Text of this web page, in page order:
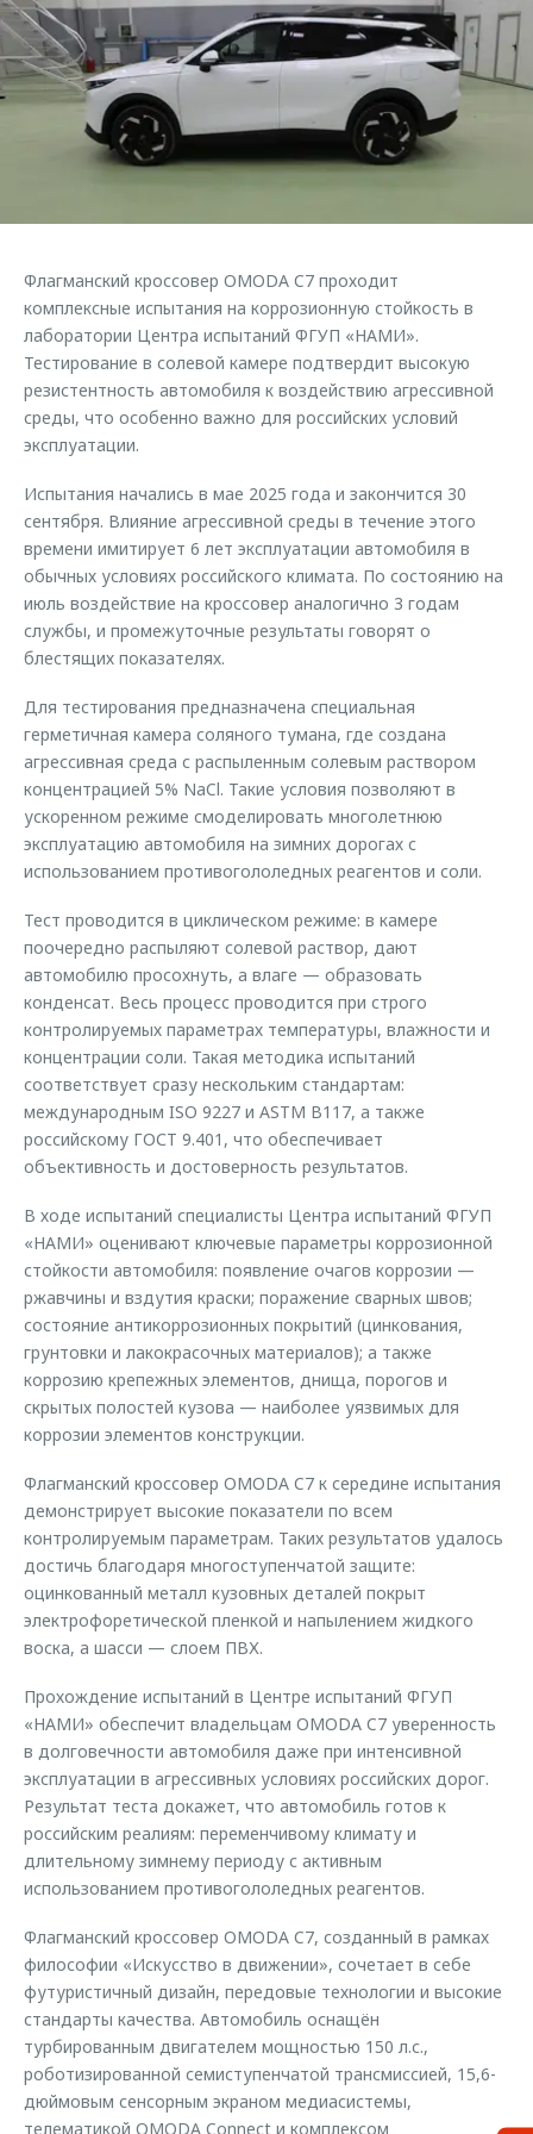
Страхование
Кредитный калькулятор
Аксессуары
Одежда и сувениры
Запчасти
Трейд-ин
Калькулятор трейд-ин
Клиентская поддержка
O&J Автоклуб
Клуб владельцев OMODA
Приложение O&J
Оригинальные аксессуары
Запчасти
Обратная связь
Флагманский кроссовер OMODA C7 проходит
комплексные испытания на коррозионную стойкость в
лаборатории Центра испытаний ФГУП «НАМИ».
Тестирование в солевой камере подтвердит высокую
резистентность автомобиля к воздействию агрессивной
среды, что особенно важно для российских условий
эксплуатации.
Испытания начались в мае 2025 года и закончится 30
сентября. Влияние агрессивной среды в течение этого
времени имитирует 6 лет эксплуатации автомобиля в
обычных условиях российского климата. По состоянию на
июль воздействие на кроссовер аналогично 3 годам
службы, и промежуточные результаты говорят о
блестящих показателях.
Для тестирования предназначена специальная
герметичная камера соляного тумана, где создана
агрессивная среда с распыленным солевым раствором
концентрацией 5% NaCl. Такие условия позволяют в
ускоренном режиме смоделировать многолетнюю
эксплуатацию автомобиля на зимних дорогах с
использованием противогололедных реагентов и соли.
Тест проводится в циклическом режиме: в камере
поочередно распыляют солевой раствор, дают
автомобилю просохнуть, а влаге — образовать
конденсат. Весь процесс проводится при строго
контролируемых параметрах температуры, влажности и
концентрации соли. Такая методика испытаний
соответствует сразу нескольким стандартам:
международным ISO 9227 и ASTM B117, а также
российскому ГОСТ 9.401, что обеспечивает
объективность и достоверность результатов.
В ходе испытаний специалисты Центра испытаний ФГУП
«НАМИ» оценивают ключевые параметры коррозионной
стойкости автомобиля: появление очагов коррозии —
ржавчины и вздутия краски; поражение сварных швов;
состояние антикоррозионных покрытий (цинкования,
грунтовки и лакокрасочных материалов); а также
коррозию крепежных элементов, днища, порогов и
скрытых полостей кузова — наиболее уязвимых для
коррозии элементов конструкции.
Флагманский кроссовер OMODA C7 к середине испытания
демонстрирует высокие показатели по всем
контролируемым параметрам. Таких результатов удалось
достичь благодаря многоступенчатой защите:
оцинкованный металл кузовных деталей покрыт
электрофоретической пленкой и напылением жидкого
воска, а шасси — слоем ПВХ.
Прохождение испытаний в Центре испытаний ФГУП
«НАМИ» обеспечит владельцам OMODA C7 уверенность
в долговечности автомобиля даже при интенсивной
эксплуатации в агрессивных условиях российских дорог.
Результат теста докажет, что автомобиль готов к
российским реалиям: переменчивому климату и
длительному зимнему периоду с активным
использованием противогололедных реагентов.
Флагманский кроссовер OMODA C7, созданный в рамках
философии «Искусство в движении», сочетает в себе
футуристичный дизайн, передовые технологии и высокие
стандарты качества. Автомобиль оснащён
турбированным двигателем мощностью 150 л.с.,
роботизированной семиступенчатой трансмиссией, 15,6-
дюймовым сенсорным экраном медиасистемы,
телематикой OMODA Connect и комплексом